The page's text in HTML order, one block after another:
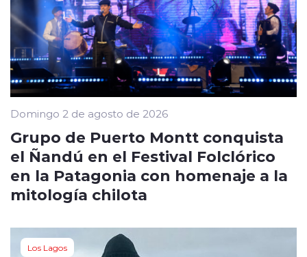
Domingo 2 de agosto de 2026
Grupo de Puerto Montt conquista
el Ñandú en el Festival Folclórico
en la Patagonia con homenaje a la
mitología chilota
Los Lagos